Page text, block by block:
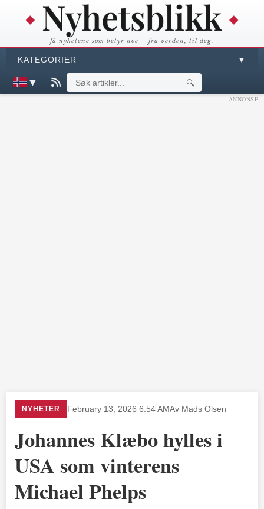
få nyhetene som betyr noe – fra verden, til deg.
KATEGORIER ▼
▼ 🔍
ANNONSE
NYHETER February 13, 2026 6:54 AMAv Mads Olsen
Johannes Klæbo hylles i
USA som vinterens
Michael Phelps